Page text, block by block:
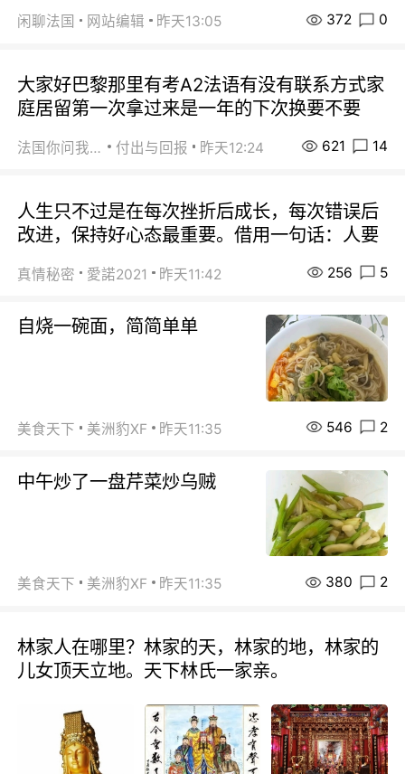
闲聊法国 网站编辑 昨天13:05 372 0
大家好巴黎那里有考A2法语有没有联系方式家
庭居留第一次拿过来是一年的下次换要不要
法国你问我答 付出与回报 昨天12:24 621 14
人生只不过是在每次挫折后成长，每次错误后
改进，保持好心态最重要。借用一句话：人要
真情秘密 愛諾2021 昨天11:42 256 5
自烧一碗面，简简单单
美食天下 美洲豹XF 昨天11:35 546 2
中午炒了一盘芹菜炒乌贼
美食天下 美洲豹XF 昨天11:35 380 2
林家人在哪里？林家的天，林家的地，林家的
儿女顶天立地。天下林氏一家亲。